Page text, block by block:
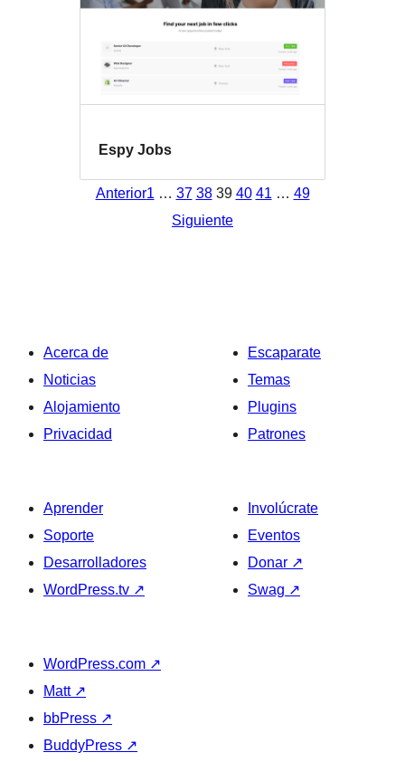
Espy Jobs
Anterior1 … 37 38 39 40 41 … 49
Siguiente
Acerca de
Noticias
Alojamiento
Privacidad
Escaparate
Temas
Plugins
Patrones
Aprender
Soporte
Desarrolladores
WordPress.tv ↗
Involúcrate
Eventos
Donar ↗
Swag ↗
WordPress.com ↗
Matt ↗
bbPress ↗
BuddyPress ↗